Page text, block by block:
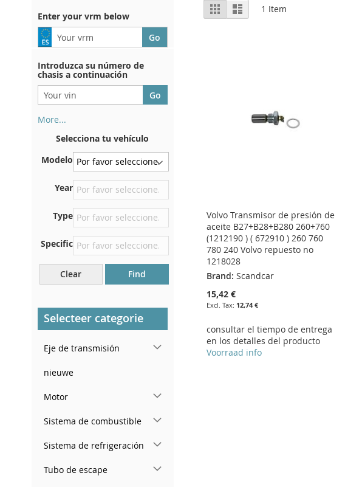
View
as
Grid List 1 Item
Volvo Transmisor de presión de
aceite B27+B28+B280 260+760
(1212190 ) ( 672910 ) 260 760
780 240 Volvo repuesto no
1218028
Brand: Scandcar
15,42 €
12,74 €
consultar el tiempo de entrega
en los detalles del producto
Voorraad info
Add to Cart
ADD
TO
ADD
Enter your vrm below
Introduzca su número de
chasis a continuación
More...
encuentra en el reverso de su
certificado de registro. Y
también en el coche.
En la placa inferior del
asiento delantero derecho
Centrar contra el mamparo
debajo del capó.
Justo en el compartimento
del motor.
Cerca del parabrisas, en el
En el pilar de la puerta
trasera derecha
Selecciona tu vehículo
Modelo
Year
Type
Specific
Clear Find
Selecteer categorie
Eje de transmisión
nieuwe
Motor
Sistema de combustible
Sistema de refrigeración
Tubo de escape